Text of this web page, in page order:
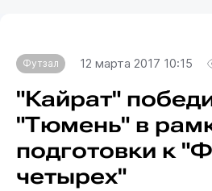
Футзал 12 марта 2017 10:15
"Кайрат"
"Тюмень" в
подготовки к
четырех"